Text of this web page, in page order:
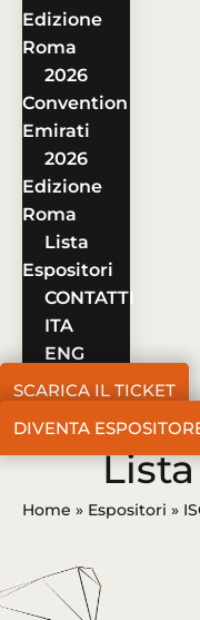
Edizione
Roma
2026
Convention
Emirati
2026
Edizione
Roma
Lista
Espositori
CONTATTI
ITA
ENG
SCARICA IL TICKET
DIVENTA
Home » Espositori »